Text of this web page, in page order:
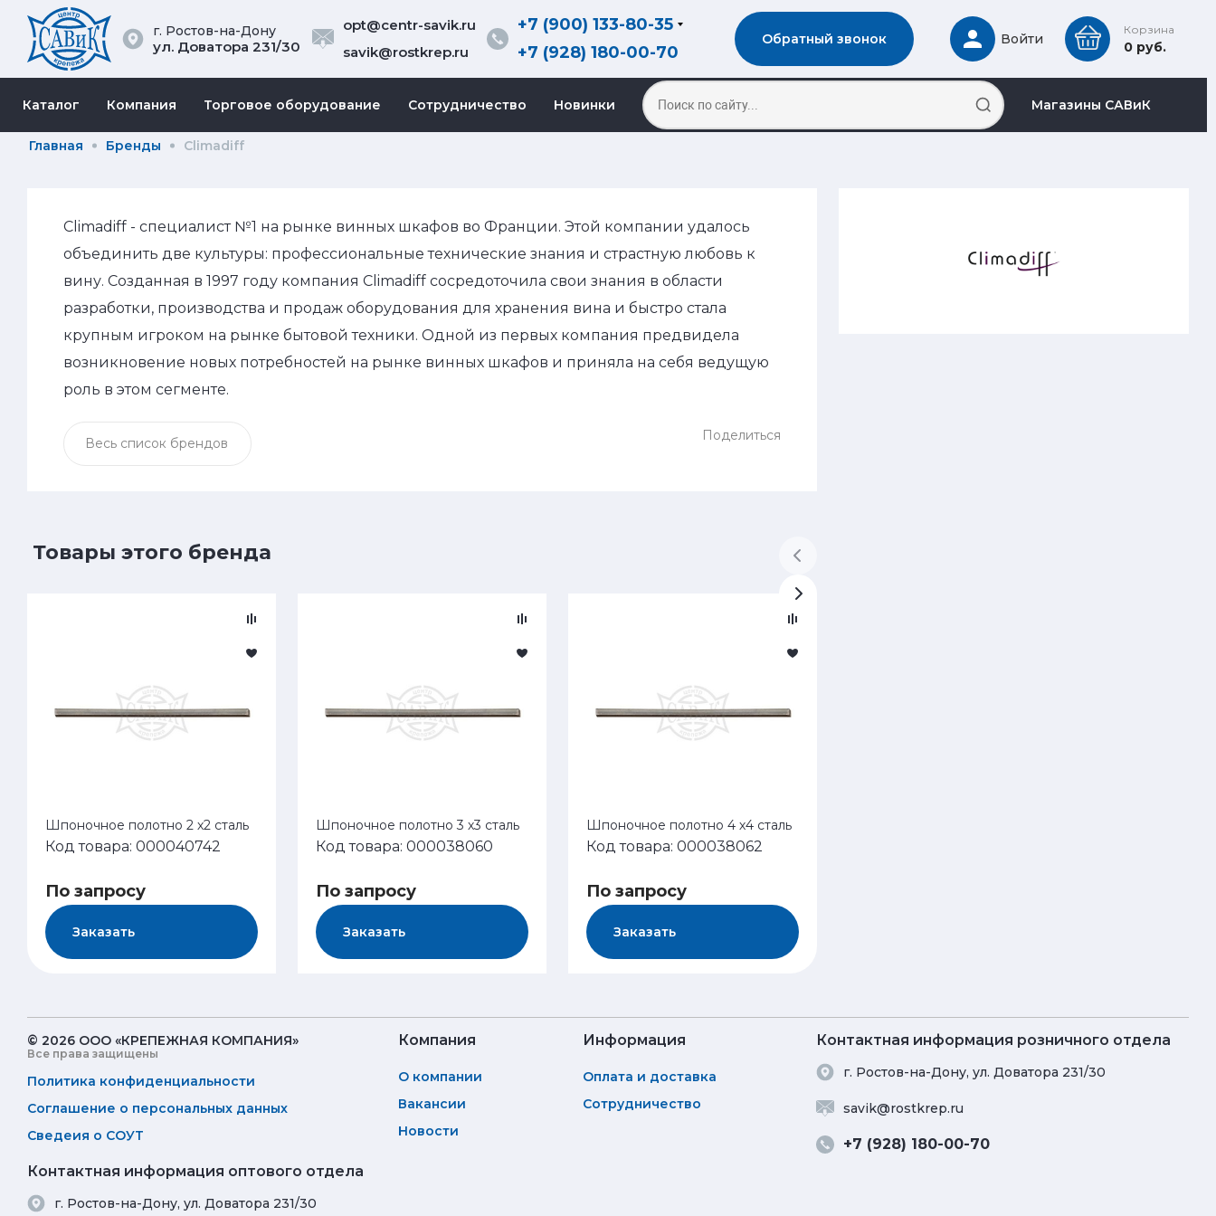
г. Ростов-на-Дону
ул. Доватора 231/30
opt@centr-savik.ru
savik@rostkrep.ru
+7 (900) 133-80-35
+7 (928) 180-00-70
Обратный звонок Войти
Корзина
0 руб.
Каталог Компания Торговое оборудование Сотрудничество Новинки Магазины САВиК
Главная Бренды Climadiff
Climadiff - специалист №1 на рынке винных шкафов во Франции. Этой компании удалось
объединить две культуры: профессиональные технические знания и страстную любовь к
вину. Созданная в 1997 году компания Climadiff сосредоточила свои знания в области
разработки, производства и продаж оборудования для хранения вина и быстро стала
крупным игроком на рынке бытовой техники. Одной из первых компания предвидела
возникновение новых потребностей на рынке винных шкафов и приняла на себя ведущую
роль в этом сегменте.
Весь список брендов Поделиться
Товары этого бренда
Шпоночное полотно 2 х2 сталь
Код товара: 000040742
По запросу
Заказать
Шпоночное полотно 3 х3 сталь
Код товара: 000038060
По запросу
Заказать
Шпоночное полотно 4 х4 сталь
Код товара: 000038062
По запросу
Заказать
© 2026 ООО «КРЕПЕЖНАЯ КОМПАНИЯ»
Все права защищены
Политика конфиденциальности
Соглашение о персональных данных
Сведеия о СОУТ
Компания
О компании
Вакансии
Новости
Информация
Оплата и доставка
Сотрудничество
Контактная информация розничного отдела
г. Ростов-на-Дону, ул. Доватора 231/30
savik@rostkrep.ru
+7 (928) 180-00-70
Контактная информация оптового отдела
г. Ростов-на-Дону, ул. Доватора 231/30